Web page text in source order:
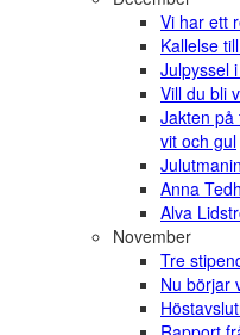
Vi har ett
Kallelse
Julpyssel
Vill du bli
Jakten på
vit och gul
Anna
Alva
November
Tre
Nu börjar